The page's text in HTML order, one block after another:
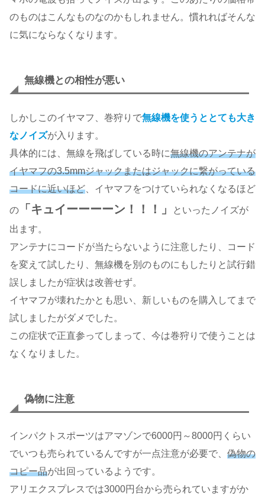
のものはこんなものなのかもしれません。慣れればそんな
に気にならなくなります。
無線機との相性が悪い
しかしこのイヤマフ、巻狩りで無線機を使うととても大き
なノイズが入ります。
具体的には、無線を飛ばしている時に無線機のアンテナが
イヤマフの3.5mmジャックまたはジャックに繋がっている
コードに近いほど 、イヤマフをつけていられなくなるほど
の 「キュイーーーーン！！！」
といったノイズが
出ます。
アンテナにコードが当たらないように注意したり、コード
を変えて試したり、無線機を別のものにもしたりと試行錯
誤しましたが症状は改善せず。
イヤマフが壊れたかとも思い、新しいものを購入してまで
試しましたがダメでした。
この症状で正直参ってしまって、今は巻狩りで使うことは
なくなりました。
偽物に注意
インパクトスポーツはアマゾンで6000円～8000円くらい
でいつも売られているんですが一点注意が必要で、 偽物の
コピー品が出回っているようです。
アリエクスプレスでは3000円台から売られていますがか